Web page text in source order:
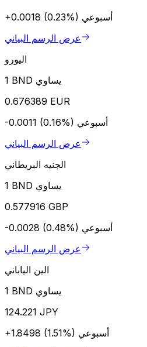
+0.0018 (0.23%) أسبوعي
عرض الرسم البياني
اليورو
1 BND يساوي
0.676389 EUR
-0.0011 (0.16%) أسبوعي
عرض الرسم البياني
الجنيه البريطاني
1 BND يساوي
0.577916 GBP
-0.0028 (0.48%) أسبوعي
عرض الرسم البياني
الين الياباني
1 BND يساوي
124.221 JPY
+1.8498 (1.51%) أسبوعي